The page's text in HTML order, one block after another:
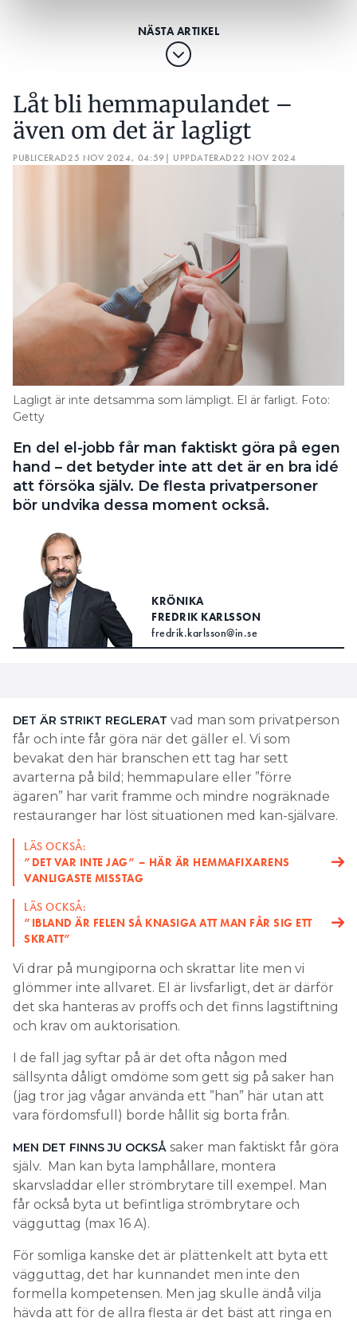
Låt bli hemmapulandet –
även om det är lagligt
PUBLICERAD25 NOV 2024, 04:59 | UPPDATERAD22 NOV 2024
Lagligt är inte detsamma som lämpligt. El är farligt. Foto:
Getty
En del el-jobb får man faktiskt göra på egen
hand – det betyder inte att det är en bra idé
att försöka själv. De flesta privatpersoner
bör undvika dessa moment också.
KRÖNIKA
FREDRIK KARLSSON
fredrik.karlsson@in.se
DET ÄR STRIKT REGLERAT vad man som privatperson
får och inte får göra när det gäller el. Vi som
bevakat den här branschen ett tag har sett
avarterna på bild; hemmapulare eller ”förre
ägaren” har varit framme och mindre nogräknade
restauranger har löst situationen med kan-självare.
LÄS OCKSÅ:
”DET VAR INTE JAG” – HÄR ÄR HEMMAFIXARENS
VANLIGASTE MISSTAG
LÄS OCKSÅ:
”IBLAND ÄR FELEN SÅ KNASIGA ATT MAN FÅR SIG ETT
SKRATT”
Vi drar på mungiporna och skrattar lite men vi
glömmer inte allvaret. El är livsfarligt, det är därför
det ska hanteras av proffs och det finns lagstiftning
och krav om auktorisation.
I de fall jag syftar på är det ofta någon med
sällsynta dåligt omdöme som gett sig på saker han
(jag tror jag vågar använda ett ”han” här utan att
vara fördomsfull) borde hållit sig borta från.
MEN DET FINNS JU OCKSÅ saker man faktiskt får göra
själv. Man kan byta lamphållare, montera
skarvsladdar eller strömbrytare till exempel. Man
får också byta ut befintliga strömbrytare och
vägguttag (max 16 A).
För somliga kanske det är plättenkelt att byta ett
vägguttag, det har kunnandet men inte den
formella kompetensen. Men jag skulle ändå vilja
hävda att för de allra flesta är det bäst att ringa en